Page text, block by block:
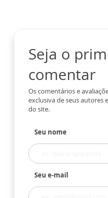
Seja o
comentar
Os comentários e
exclusiva de seus autores
do site.
Seu nome
Seu e-mail